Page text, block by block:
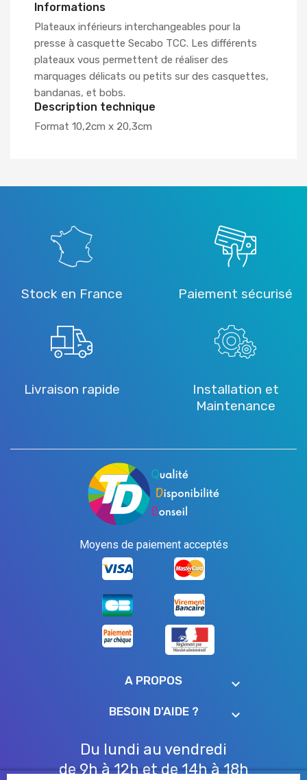
Informations
Plateaux inférieurs interchangeables pour la
presse à casquette Secabo TCC. Les différents
plateaux vous permettent de réaliser des
marquages délicats ou petits sur des casquettes,
bandanas, et bobs.
Description technique
Format 10,2cm x 20,3cm
Stock en France Paiement sécurisé
Livraison rapide
Installation et
Maintenance
Moyens de paiement acceptés
A PROPOS keyboard_arrow_down
BESOIN D'AIDE ? keyboard_arrow_down
Du lundi au vendredi
de 9h à 12h et de 14h à 18h